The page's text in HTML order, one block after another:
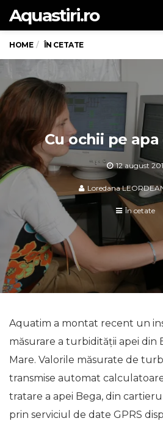
Aquastiri.ro
HOME ÎN CETATE
Cu ochii pe
12 august
Loredana
În cetate
Aquatim a montat recent un
măsurare a turbidității apei din
Mare. Valorile măsurate de
transmise automat
tratare a apei Bega, din
prin serviciul de date GPRS